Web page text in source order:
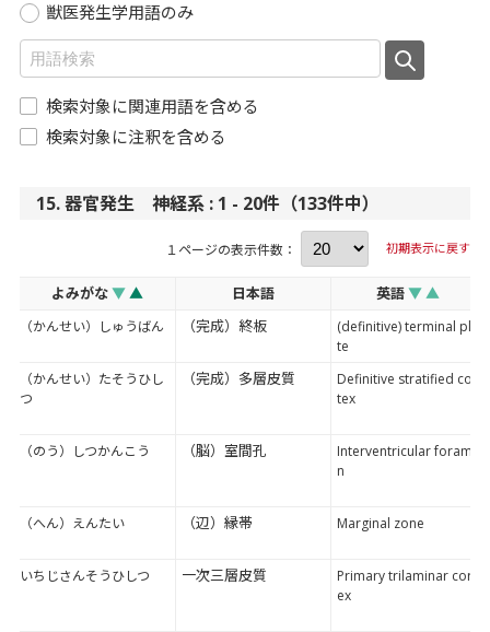
獣医発生学用語のみ
検索対象に関連用語を含める
検索対象に注釈を含める
15. 器官発生 神経系 : 1 - 20件（133件中）
１ページの表示件数： 初期表示に戻す
よみがな▼ ▲ 日本語 英語▼ ▲
（かんせい）しゅうばん （完成）終板
(definitive) terminal pla
te
（かんせい）たそうひし
つ
（完成）多層皮質
Definitive stratified cor
tex
（のう）しつかんこう （脳）室間孔
Interventricular forame
n
（へん）えんたい （辺）縁帯 Marginal zone
いちじさんそうひしつ 一次三層皮質
Primary trilaminar cort
ex